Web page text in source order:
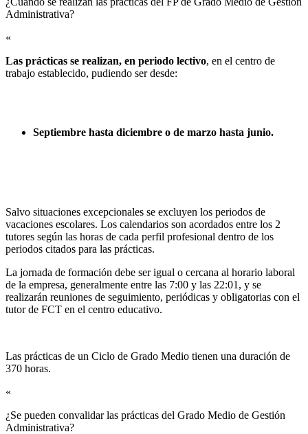
Administrativa?​
«
Las prácticas se realizan, en periodo lectivo, en el centro de
trabajo establecido, pudiendo ser desde:
Septiembre hasta diciembre o de marzo hasta junio.
Salvo situaciones excepcionales se excluyen los periodos de
vacaciones escolares. Los calendarios son acordados entre los 2
tutores según las horas de cada perfil profesional dentro de los
periodos citados para las prácticas.
La jornada de formación debe ser igual o cercana al horario laboral
de la empresa, generalmente entre las 7:00 y las 22:01, y se
realizarán reuniones de seguimiento, periódicas y obligatorias con el
tutor de FCT en el centro educativo.
Las prácticas de un Ciclo de Grado Medio tienen una duración de
370 horas.
«
¿Se pueden convalidar las prácticas del Grado Medio de Gestión
Administrativa?​